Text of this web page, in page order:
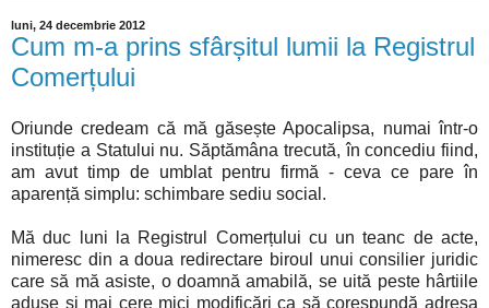
luni, 24 decembrie 2012
Cum m-a prins sfârșitul lumii la Registrul
Comerțului
Oriunde credeam că mă găsește Apocalipsa, numai într-o
instituție a Statului nu. Săptămâna trecută, în concediu fiind,
am avut timp de umblat pentru firmă - ceva ce pare în
aparență simplu: schimbare sediu social.
Mă duc luni la Registrul Comerțului cu un teanc de acte,
nimeresc din a doua redirectare biroul unui consilier juridic
care să mă asiste, o doamnă amabilă, se uită peste hârtiile
aduse și mai cere mici modificări ca să corespundă adresa